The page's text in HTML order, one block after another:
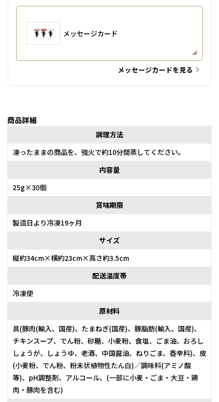
メッセージカード
メッセージカードを見る
商品詳細
調理方法
凍ったままの商品を、強火で約10分間蒸してください。
内容量
25g×30個
賞味期限
製造日より冷凍19ヶ月
サイズ
縦約34cm×横約23cm×高さ約3.5cm
配送温度帯
冷凍便
原材料
具(豚肉(輸入、国産)、たまねぎ(国産)、豚脂肪(輸入、国産)、
チキンスープ、でん粉、砂糖、小麦粉、食塩、ごま油、おろし
しょうが、しょうゆ、老酒、中国醤油、ねりごま、香辛料)、皮
(小麦粉、でん粉、粉末状植物性たん白)／調味料(アミノ酸
等)、pH調整剤、アルコール、(一部に小麦・ごま・大豆・鶏
肉・豚肉を含む)